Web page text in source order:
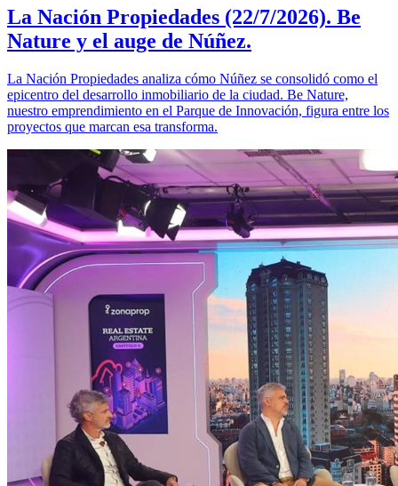
La Nación Propiedades (22/7/2026). Be
Nature y el auge de Núñez.
La Nación Propiedades analiza cómo Núñez se consolidó como el
epicentro del desarrollo inmobiliario de la ciudad. Be Nature,
nuestro emprendimiento en el Parque de Innovación, figura entre los
proyectos que marcan esa transforma.